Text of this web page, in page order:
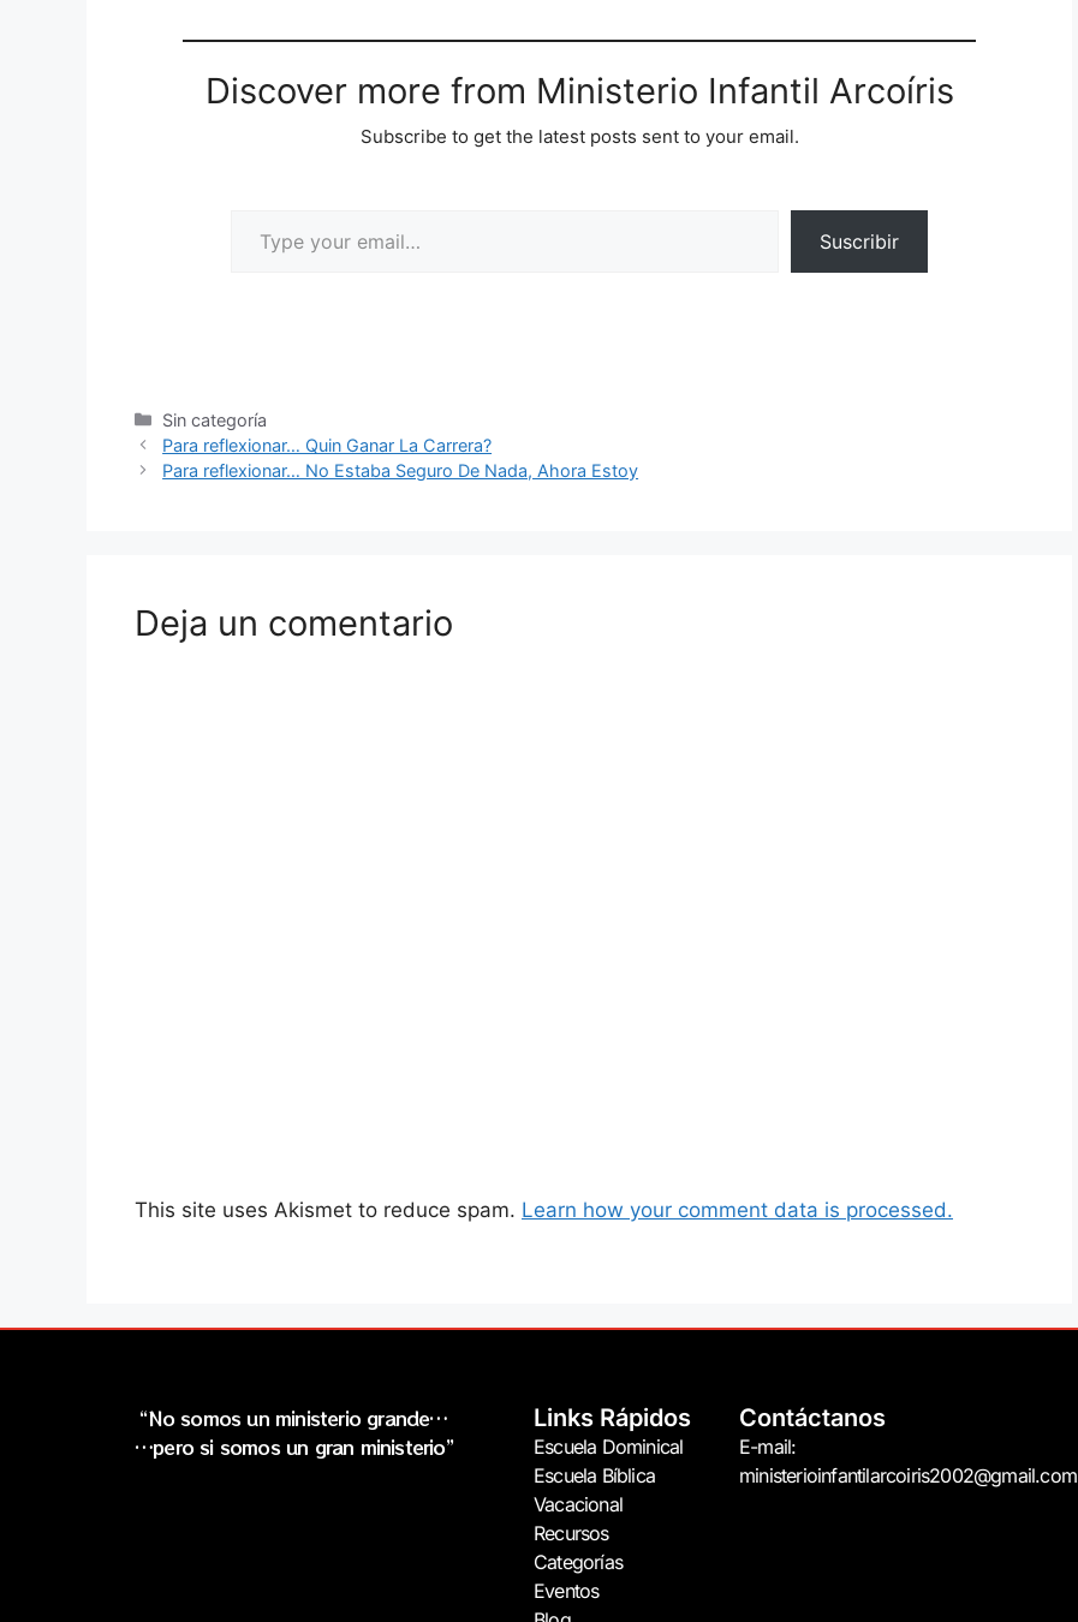
Discover more from Ministerio Infantil Arcoíris
Subscribe to get the latest posts sent to your email.
Suscribir
Sin categoría
Para reflexionar… Quin Ganar La Carrera?
Para reflexionar… No Estaba Seguro De Nada, Ahora Estoy
Deja un comentario
This site uses Akismet to reduce spam. Learn how your comment data is processed.
“No somos un ministerio grande…
…pero si somos un gran ministerio”
Links Rápidos
Escuela Dominical
Escuela Bíblica
Vacacional
Recursos
Categorías
Eventos
Contáctanos
E-mail:
ministerioinfantilarcoiris2002@gmail.com